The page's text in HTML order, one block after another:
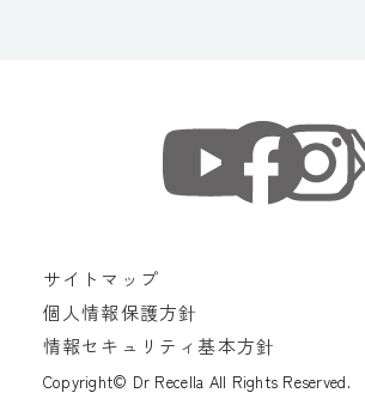
サイトマップ
個人情報保護方針
情報セキュリティ基本方針
Copyright© Dr Recella All Rights Reserved.